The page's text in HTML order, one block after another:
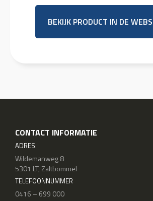
BEKIJK PRODUCT IN DE
CONTACT INFORMATIE
ADRES:
Wildemanweg 8
5301 LT, Zaltbommel
TELEFOONNUMMER
0416 – 699 000